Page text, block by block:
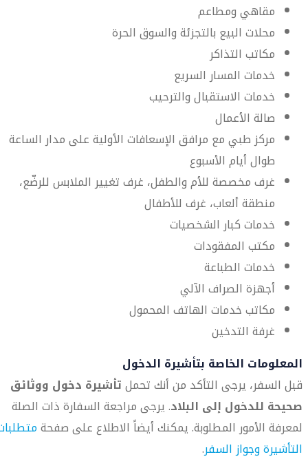
مقاهي ومطاعم
محلات البيع بالتجزئة والسوق الحرة
مكاتب التذاكر
خدمات المسار السريع
خدمات الاستقبال والترحيب
صالة الأعمال
مركز طبي مع مرافق الإسعافات الأولية على مدار الساعة
طوال أيام الأسبوع
غرف مخصصة للأم والطفل، غرف تغيير الملابس للرضّع،
منطقة ألعاب، غرف للأطفال
خدمات كبار الشخصيات
مكتب المفقودات
خدمات الطباعة
أجهزة الصراف الآلي
مكاتب خدمات الهاتف المحمول
غرفة التدخين
المعلومات الخاصة بتأشيرة الدخول
قبل السفر، يرجى التأكد من أنك تحملتأشيرة دخول ووثائق
صحيحة للدخول إلى البلاد. يرجى مراجعة السفارة ذات الصلة
لمعرفة الأمور المطلوبة. يمكنك أيضاً الاطلاع على صفحة
التأشيرة وجواز السفر.